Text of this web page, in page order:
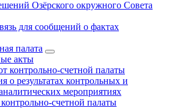
Озёрского окружного Совета
для сообщений о фактах
палата
акты
контрольно-счетной палаты
о результатах контрольных и
мероприятиях
счетной палаты